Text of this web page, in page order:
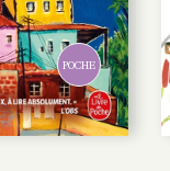
POCHE